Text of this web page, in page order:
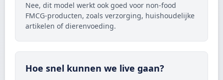
Nee, dit model werkt ook goed voor non-food
FMCG-producten, zoals verzorging, huishoudelijke
artikelen of dierenvoeding.
Hoe snel kunnen we live gaan?